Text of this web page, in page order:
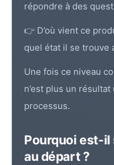
répondre à des
👉 D’où vient ce
quel état il se trouve
Une fois ce niveau
n’est plus un
processus.
Pourquoi est-il
au départ ?